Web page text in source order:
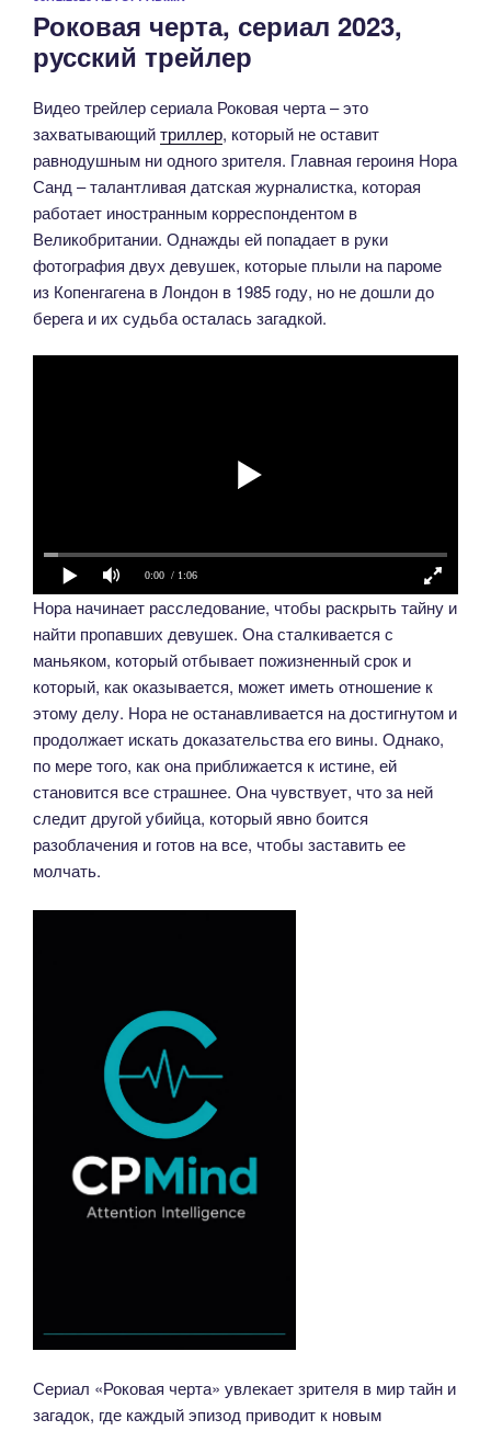
Роковая черта, сериал 2023,
русский трейлер
Видео трейлер сериала Роковая черта – это
захватывающийтриллер, который не оставит
равнодушным ни одного зрителя. Главная героиня Нора
Санд – талантливая датская журналистка, которая
работает иностранным корреспондентом в
Великобритании. Однажды ей попадает в руки
фотография двух девушек, которые плыли на пароме
из Копенгагена в Лондон в 1985 году, но не дошли до
берега и их судьба осталась загадкой.
0:00 / 1:06
Нора начинает расследование, чтобы раскрыть тайну и
найти пропавших девушек. Она сталкивается с
маньяком, который отбывает пожизненный срок и
который, как оказывается, может иметь отношение к
этому делу. Нора не останавливается на достигнутом и
продолжает искать доказательства его вины. Однако,
по мере того, как она приближается к истине, ей
становится все страшнее. Она чувствует, что за ней
следит другой убийца, который явно боится
разоблачения и готов на все, чтобы заставить ее
молчать.
Сериал «Роковая черта» увлекает зрителя в мир тайн и
загадок, где каждый эпизод приводит к новым